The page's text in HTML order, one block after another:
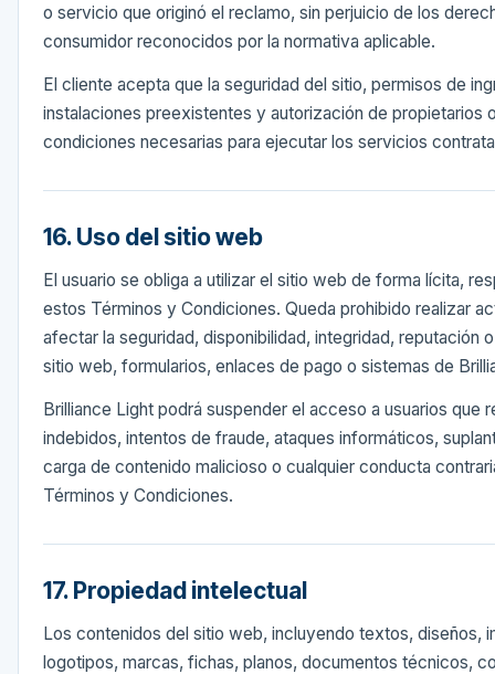
o servicio que originó el reclamo, sin perjuicio de los
consumidor reconocidos por la normativa aplicable.
El cliente acepta que la seguridad del sitio, permisos de
instalaciones preexistentes y autorización de propietarios
condiciones necesarias para ejecutar los servicios
16. Uso del sitio web
El usuario se obliga a utilizar el sitio web de forma lícita,
estos Términos y Condiciones. Queda prohibido realizar
afectar la seguridad, disponibilidad, integridad, reputación
sitio web, formularios, enlaces de pago o sistemas de
Brilliance Light podrá suspender el acceso a usuarios que
indebidos, intentos de fraude, ataques informáticos,
carga de contenido malicioso o cualquier conducta
Términos y Condiciones.
17. Propiedad intelectual
Los contenidos del sitio web, incluyendo textos, diseños,
logotipos, marcas, fichas, planos, documentos técnicos,